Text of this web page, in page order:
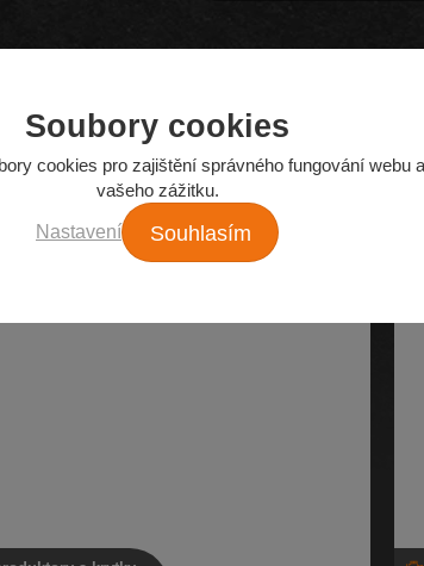
Z našeho e-shopu
autodíly
Soubory cookies
cookies pro zajištění správného fungování webu
vašeho zážitku.
Nastavení Souhlasím